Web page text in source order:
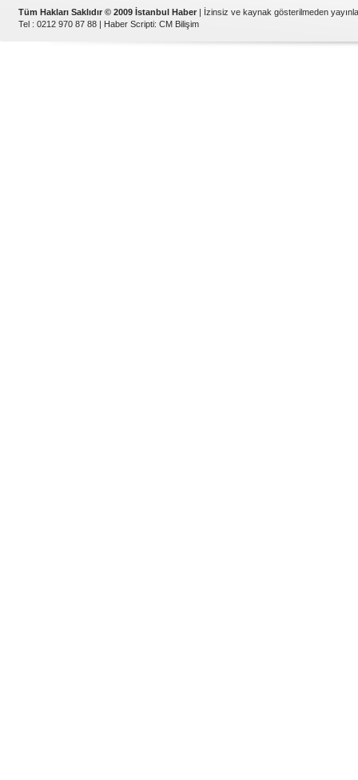
Tüm Hakları Saklıdır © 2009 İstanbul Haber | İzinsiz ve kaynak gösterilmeden
Tel : 0212 970 87 88 | Haber Scripti: CM Bilişim